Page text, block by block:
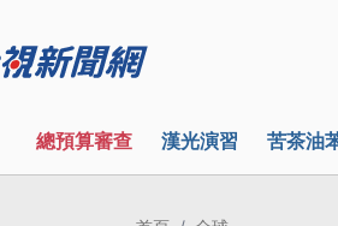
總預算審查 漢光演習 苦茶油